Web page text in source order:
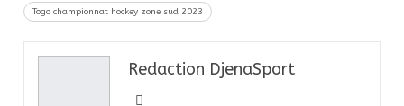
Togo championnat hockey zone sud 2023
Redaction DjenaSport